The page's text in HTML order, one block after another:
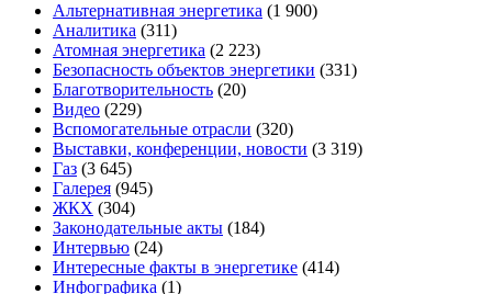
Альтернативная энергетика (1 900)
Аналитика (311)
Атомная энергетика (2 223)
Безопасность объектов энергетики (331)
Благотворительность (20)
Видео (229)
Вспомогательные отрасли (320)
Выставки, конференции, новости (3 319)
Газ (3 645)
Галерея (945)
ЖКХ (304)
Законодательные акты (184)
Интервью (24)
Интересные факты в энергетике (414)
Инфографика (1)